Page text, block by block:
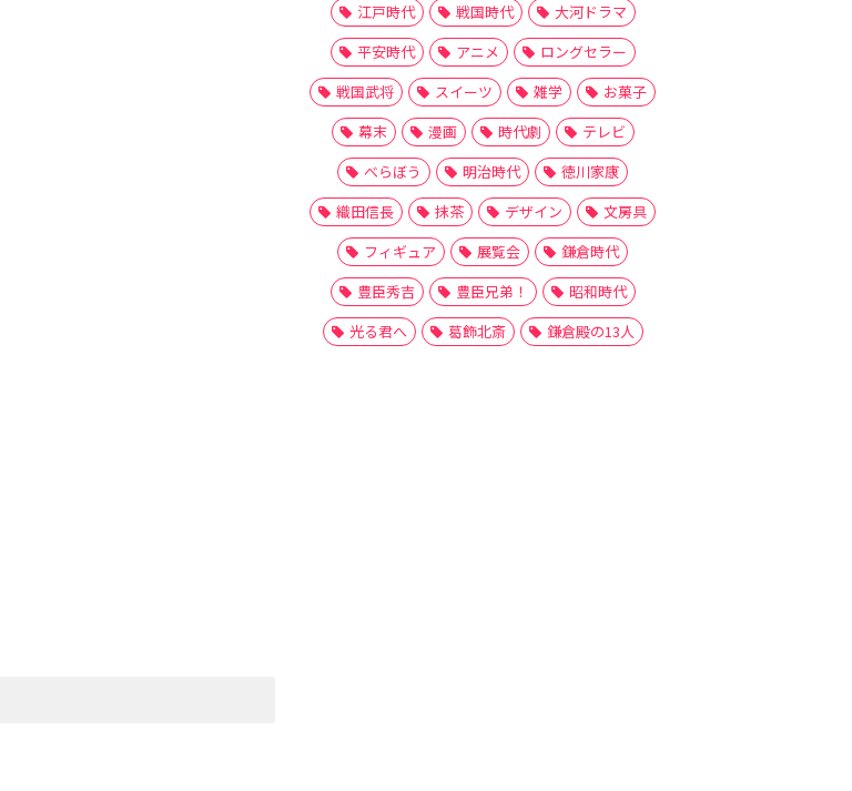
江戸時代 戦国時代
大河ドラマ
平安時代
アニメ
ロングセラー
戦国武将
スイーツ 雑学
お菓子
幕末
漫画 時代劇
テレビ
べらぼう
明治時代
徳川家康
織田信長
抹茶 デザイン
文房具
フィギュア
展覧会
鎌倉時代
豊臣秀吉
豊臣兄弟！
昭和時代
光る君へ
葛飾北斎 鎌倉殿の13人